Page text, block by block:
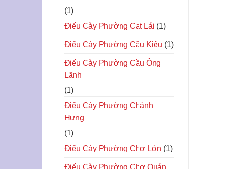
(1)
Điếu Cày Phường Cat Lái (1)
Điếu Cày Phường Cầu Kiệu (1)
Điếu Cày Phường Cầu Ông
Lãnh
(1)
Điếu Cày Phường Chánh
Hưng
(1)
Điếu Cày Phường Chợ Lớn (1)
Điếu Cày Phường Chợ Quán